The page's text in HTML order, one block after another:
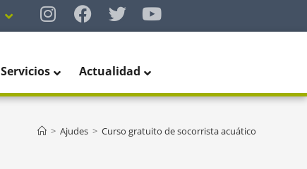
Servicios Actualidad
> Ajudes > Curso gratuito de socorrista acuático